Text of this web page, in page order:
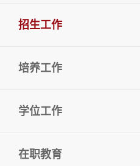
招生工作
培养工作
学位工作
在职教育